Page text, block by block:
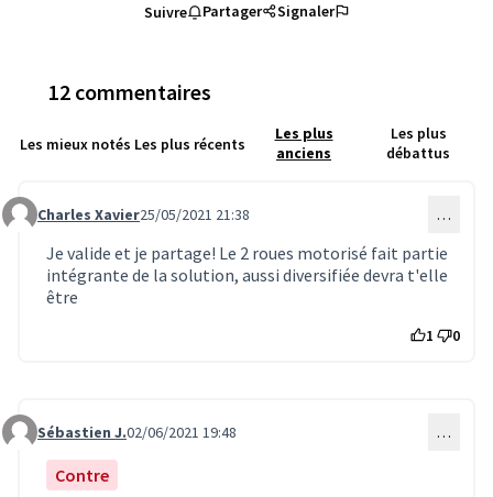
Suivre Partager Signaler
12 commentaires
Les mieux notés Les plus récents
Les plus
anciens
Les plus
débattus
Commentaire 1504
Charles Xavier25/05/2021 21:38 …
Je valide et je partage! Le 2 roues motorisé fait partie
intégrante de la solution, aussi diversifiée devra t'elle
être
1 0
Commentaire 1554
Sébastien J.02/06/2021 19:48 …
Contre